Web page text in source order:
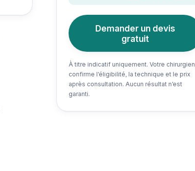
Demander un devis
gratuit
À titre indicatif uniquement. Votre chirurgien
confirme l’éligibilité, la technique et le prix
après consultation. Aucun résultat n’est
garanti.